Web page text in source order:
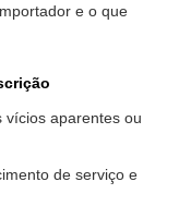
e o que
vícios aparentes ou
de serviço e